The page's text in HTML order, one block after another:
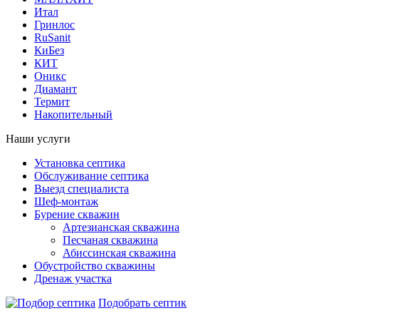
Итал
Гринлос
RuSanit
КиБез
КИТ
Оникс
Диамант
Термит
Накопительный
Наши услуги
Установка септика
Обслуживание септика
Выезд специалиста
Шеф-монтаж
Бурение скважин
Артезианская скважина
Песчаная скважина
Абиссинская скважина
Обустройство скважины
Дренаж участка
Подобрать септик